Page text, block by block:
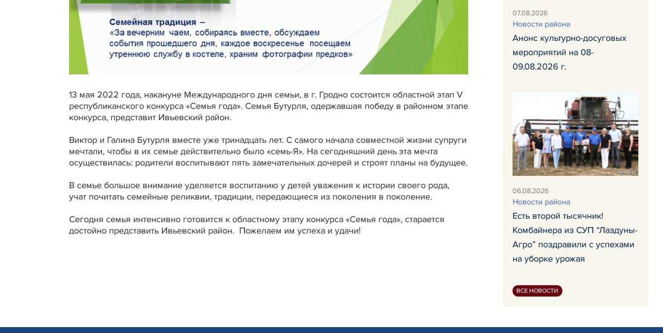
13 мая 2022 года, накануне Международного дня семьи, в г. Гродно состоится областной этап V
республиканского конкурса «Семья года». Семья Бутурля, одержавшая победу в районном этапе
конкурса, представит Ивьевский район.
Виктор и Галина Бутурля вместе уже тринадцать лет. С самого начала совместной жизни супруги
мечтали, чтобы в их семье действительно было «семь-Я». На сегодняшний день эта мечта
осуществилась: родители воспитывают пять замечательных дочерей и строят планы на будущее.
В семье большое внимание уделяется воспитанию у детей уважения к истории своего рода,
учат почитать семейные реликвии, традиции, передающиеся из поколения в поколение.
Сегодня семья интенсивно готовится к областному этапу конкурса «Семья года», старается
достойно представить Ивьевский район. Пожелаем им успеха и удачи!
07.08.2026
Новости района
Анонс культурно-досуговых
мероприятий на 08-
09.08.2026 г.
06.08.2026
Новости района
Есть второй тысячник!
Комбайнера из СУП “Лаздуны-
Агро” поздравили с успехами
на уборке урожая
ВСЕ НОВОСТИ